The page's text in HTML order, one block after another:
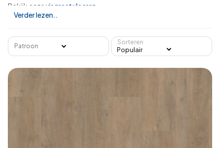
Bekijk onze visgraat vloeren
Verder lezen..
Patroon
Sorteren